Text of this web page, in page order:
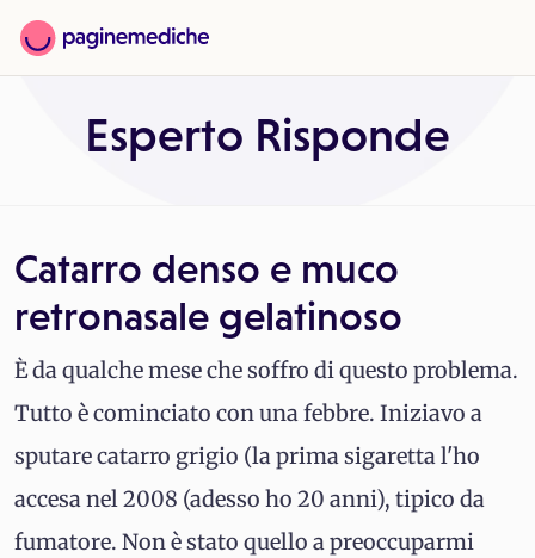
Esperto Risponde
Catarro denso e muco
retronasale gelatinoso
È da qualche mese che soffro di questo problema.
Tutto è cominciato con una febbre. Iniziavo a
sputare catarro grigio (la prima sigaretta l'ho
accesa nel 2008 (adesso ho 20 anni), tipico da
fumatore. Non è stato quello a preoccuparmi